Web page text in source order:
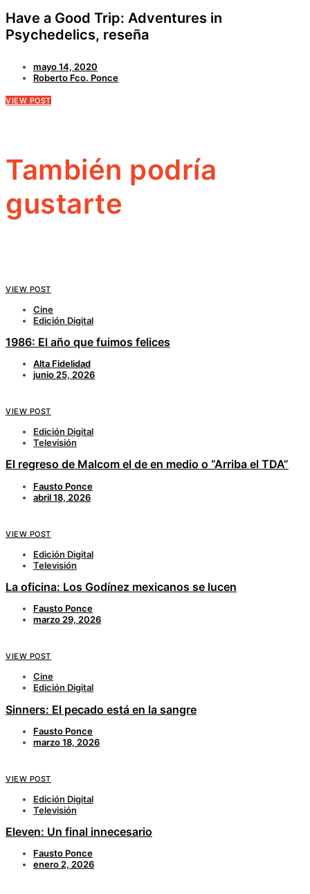
Have a Good Trip: Adventures in
Psychedelics, reseña
mayo 14, 2020
Roberto Fco. Ponce
VIEW POST
También podría
gustarte
VIEW POST
Cine
Edición Digital
1986: El año que fuimos felices
Alta Fidelidad
junio 25, 2026
VIEW POST
Edición Digital
Televisión
El regreso de Malcom el de en medio o “Arriba el TDA”
Fausto Ponce
abril 18, 2026
VIEW POST
Edición Digital
Televisión
La oficina: Los Godínez mexicanos se lucen
Fausto Ponce
marzo 29, 2026
VIEW POST
Cine
Edición Digital
Sinners: El pecado está en la sangre
Fausto Ponce
marzo 18, 2026
VIEW POST
Edición Digital
Televisión
Eleven: Un final innecesario
Fausto Ponce
enero 2, 2026